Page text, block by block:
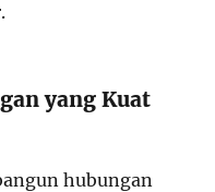
yang Kuat
hubungan